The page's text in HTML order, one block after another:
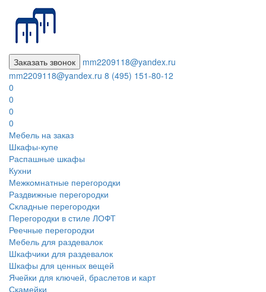
Заказать звонок
mm2209118@yandex.ru
mm2209118@yandex.ru 8 (495) 151-80-12
0
0
0
0
Мебель на заказ
Шкафы-купе
Распашные шкафы
Кухни
Межкомнатные перегородки
Раздвижные перегородки
Складные перегородки
Перегородки в стиле ЛОФТ
Реечные перегородки
Мебель для раздевалок
Шкафчики для раздевалок
Шкафы для ценных вещей
Ячейки для ключей, браслетов и карт
Скамейки